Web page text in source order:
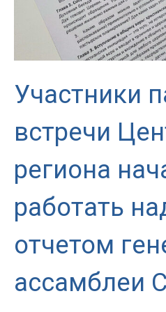
Участники
встречи
региона
работать
отчетом
ассамблеи